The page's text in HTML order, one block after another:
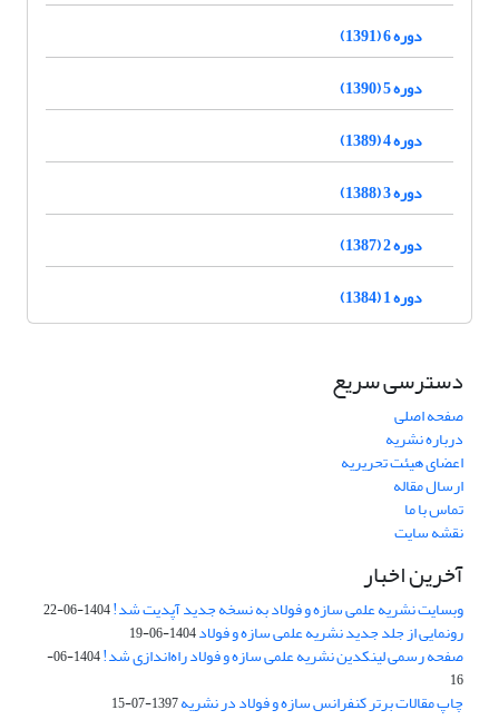
دوره 6 (1391)
دوره 5 (1390)
دوره 4 (1389)
دوره 3 (1388)
دوره 2 (1387)
دوره 1 (1384)
دسترسی سریع
صفحه اصلی
درباره نشریه
اعضای هیئت تحریریه
ارسال مقاله
تماس با ما
نقشه سایت
آخرین اخبار
وبسایت نشریه علمی سازه و فولاد به نسخه جدید آپدیت شد!1404-06-22
رونمایی از جلد جدید نشریه علمی سازه و فولاد1404-06-19
صفحه رسمی لینکدین نشریه علمی سازه و فولاد راه‌اندازی شد!
1404-06-
16
چاپ مقالات برتر کنفرانس سازه و فولاد در نشریه1397-07-15